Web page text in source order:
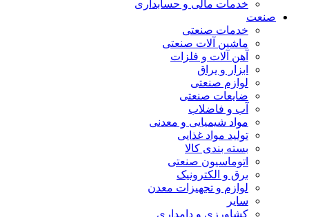
خدمات مالی و حسابداری
صنعت
خدمات صنعتی
ماشین آلات صنعتی
آهن آلات و فلزات
ابزار و یراق
لوازم صنعتی
ضایعات صنعتی
آب و فاضلاب
مواد شیمیایی و معدنی
تولید مواد غذایی
بسته بندی کالا
اتوماسیون صنعتی
برق و الکترونیک
لوازم و تجهیزات معدن
سایر
کشاورزی و دامداری